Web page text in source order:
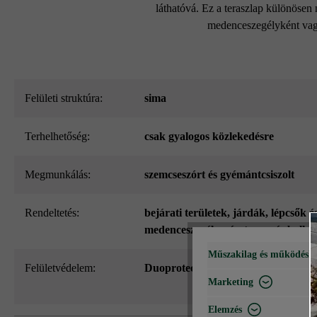
láthatóvá. Ez a teraszlap
medenceszegélyként
Felületi struktúra: sima
Terhelhetőség: csak gyalogos közlekedésre
megmunkálás: szemcseszórt és gyémántcsiszolt
Rendeltetés: bejárati területek, járdák, lépcsők
medenceszegélyezés, terasz és balkon
Felületvédelem: Duoprotect DP30-al impregnált
Műszakilag és
Marketing
Elemzés